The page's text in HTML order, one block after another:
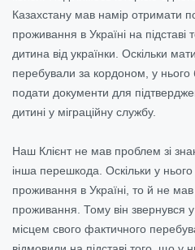
Казахстану мав намір отримати
проживання в Україні на
дитина від українки. Оскільки
перебували за кордоном, у
подати документи для
дитині у міграційну службу.
Наш Клієнт не мав проблем зі
інша перешкода. Оскільки у
проживання в Україні, то й не
проживання. Тому він звернувся у
місцем свого фактичного